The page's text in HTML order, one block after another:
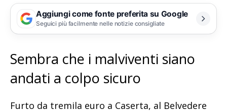
Aggiungi come fonte preferita su Google
Seguici più facilmente nelle notizie consigliate
Sembra che i malviventi siano
andati a colpo sicuro
Furto da tremila euro a Caserta, al Belvedere